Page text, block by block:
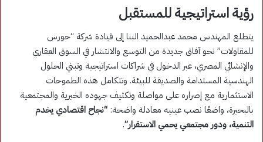
رؤية استراتيجية للمستقبل
يتطلع المهندس محمد عبدالحميد البنا إلى قيادة شركة “حورس
للمقاولات” نحو آفاق جديدة من التوسع والانتشار في السوق العقاري
والإنشائي المصري، عبر الدخول في شراكات استراتيجية وتبني الحلول
الهندسية المستدامة والصديقة للبيئة. وتتكامل هذه الطموحات
الاستثمارية مع إصراره على مواصلة وتكثيف جهوده الخيرية والمجتمعية
بالبحيرة، واضعًا نصب عينيه معادلة واضحة:“نجاح اقتصادي يخدم
التنمية، ودور مجتمعي يحمي الاستقرار”.